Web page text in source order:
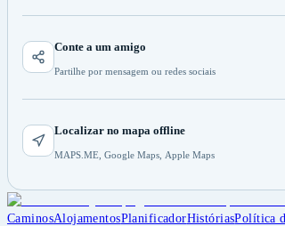
Conte a um amigo
Partilhe por mensagem ou redes sociais
Localizar no mapa offline
MAPS.ME, Google Maps, Apple Maps
CaminosAlojamentosPlanificadorHistóriasPolítica